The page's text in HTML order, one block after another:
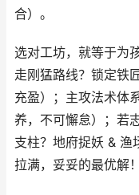
合）。
选对工坊，就等于为
走刚猛路线？锁定铁
充盈）；主攻法术体
养，不可懈怠）；若
支柱？地府捉妖 &
拉满，妥妥的最优解！